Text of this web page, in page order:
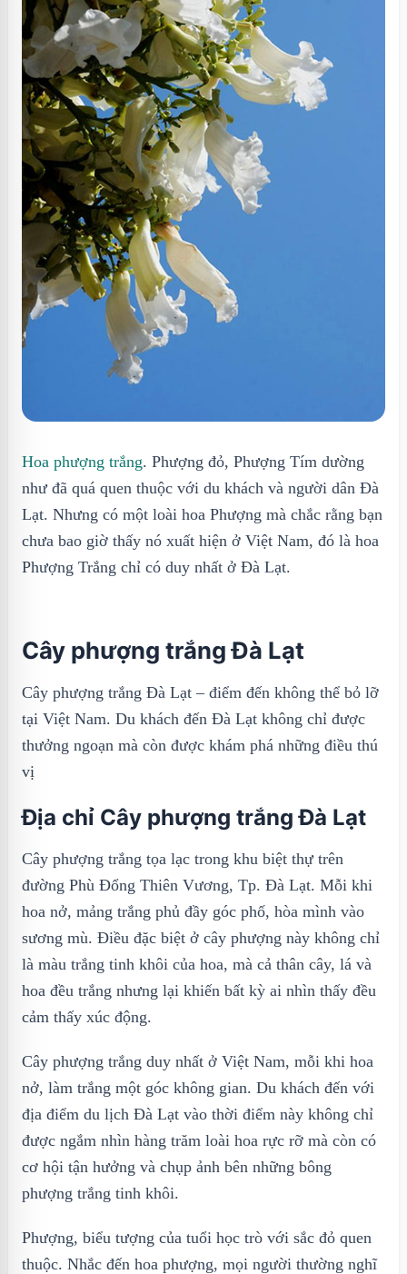
Hoa phượng trắng. Phượng đỏ, Phượng Tím dường
như đã quá quen thuộc với du khách và người dân Đà
Lạt. Nhưng có một loài hoa Phượng mà chắc rằng bạn
chưa bao giờ thấy nó xuất hiện ở Việt Nam, đó là hoa
Phượng Trắng chỉ có duy nhất ở Đà Lạt.
Cây phượng trắng Đà Lạt
Cây phượng trắng Đà Lạt – điểm đến không thể bỏ lỡ
tại Việt Nam. Du khách đến Đà Lạt không chỉ được
thưởng ngoạn mà còn được khám phá những điều thú
vị
Địa chỉ Cây phượng trắng Đà Lạt
Cây phượng trắng tọa lạc trong khu biệt thự trên
đường Phù Đổng Thiên Vương, Tp. Đà Lạt. Mỗi khi
hoa nở, mảng trắng phủ đầy góc phố, hòa mình vào
sương mù. Điều đặc biệt ở cây phượng này không chỉ
là màu trắng tinh khôi của hoa, mà cả thân cây, lá và
hoa đều trắng nhưng lại khiến bất kỳ ai nhìn thấy đều
cảm thấy xúc động.
Cây phượng trắng duy nhất ở Việt Nam, mỗi khi hoa
nở, làm trắng một góc không gian. Du khách đến với
địa điểm du lịch Đà Lạt vào thời điểm này không chỉ
được ngắm nhìn hàng trăm loài hoa rực rỡ mà còn có
cơ hội tận hưởng và chụp ảnh bên những bông
phượng trắng tinh khôi.
Phượng, biểu tượng của tuổi học trò với sắc đỏ quen
thuộc. Nhắc đến hoa phượng, mọi người thường nghĩ